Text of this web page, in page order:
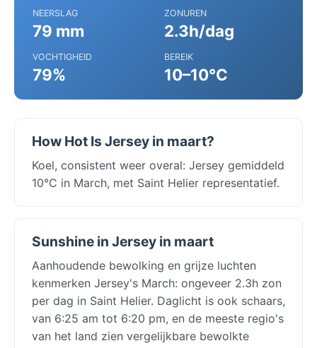
NEERSLAG
79 mm
ZONUREN
2.3h/dag
VOCHTIGHEID
79%
BEREIK
10–10°C
How Hot Is Jersey in maart?
Koel, consistent weer overal: Jersey gemiddeld
10°C in March, met Saint Helier representatief.
Sunshine in Jersey in maart
Aanhoudende bewolking en grijze luchten
kenmerken Jersey's March: ongeveer 2.3h zon
per dag in Saint Helier. Daglicht is ook schaars,
van 6:25 am tot 6:20 pm, en de meeste regio's
van het land zien vergelijkbare bewolkte